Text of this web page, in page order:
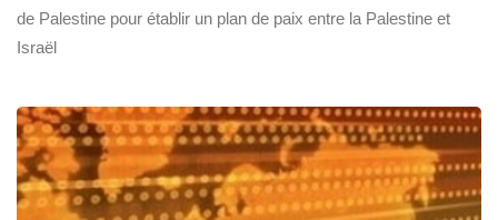
de Palestine pour établir un plan de paix entre la Palestine et
Israël